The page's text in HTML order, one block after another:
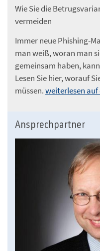
Wie Sie die
vermeiden
Immer neue Phishing-
man weiß, woran man
gemeinsam haben,
Lesen Sie hier, worauf
müssen.weiterlesen auf
Ansprechpartner